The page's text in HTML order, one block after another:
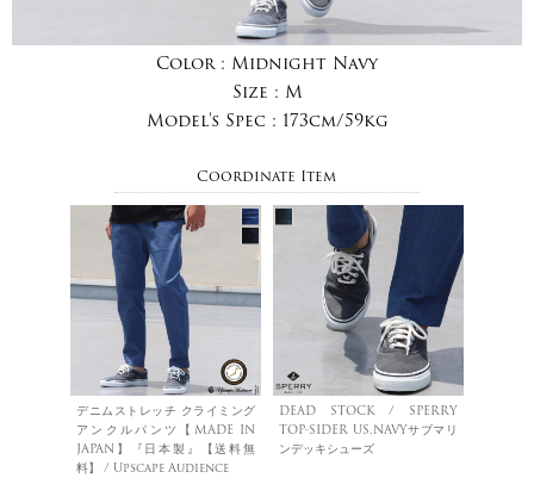
Color : Midnight Navy
Size : M
Model's Spec : 173cm/59kg
Coordinate Item
デニムストレッチ クライミング
アンクルパンツ【MADE IN
JAPAN】『日本製』【送料無
料】 / Upscape Audience
DEAD STOCK / SPERRY
TOP-SIDER US.NAVYサブマリ
ンデッキシューズ